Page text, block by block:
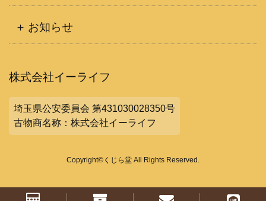
お知らせ
株式会社イーライフ
埼玉県公安委員会 第431030028350号
古物商名称：株式会社イーライフ
Copyright©くじら堂 All Rights Reserved.